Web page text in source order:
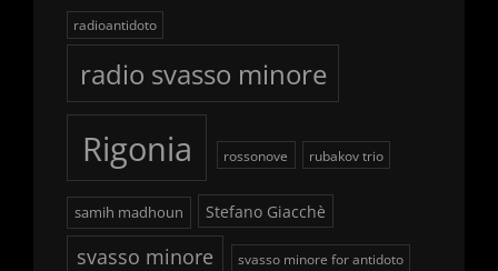
radioantidoto
radio svasso minore
Rigonia rossonove rubakov trio
samih madhoun Stefano Giacchè
svasso minore svasso minore for antidoto